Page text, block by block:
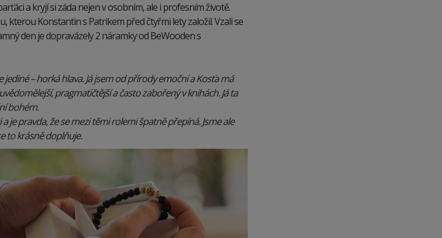
a kryjí si záda nejen v osobním, ale i profesním životě.
kterou Konstantin s Patrikem před čtyřmi lety založil. Vzali se
den je dopravázely 2 náramky od BeWooden s
– horká hlava. Já jsem od přírody emoční a Kosťa má
pragmatičtější a často zabořený v knihách. Já ta
bohém.
je pravda, že se mezi těmi rolemi špatně přepíná. Jsme ale
to krásně doplňuje.